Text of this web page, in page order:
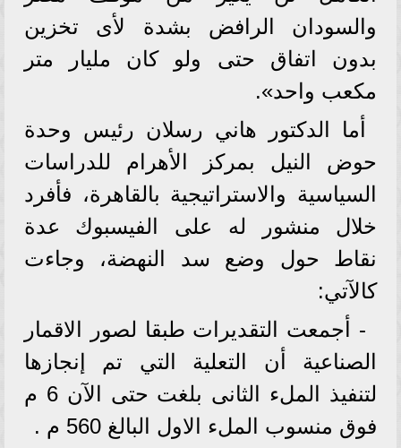
والسودان الرافض بشدة لأى تخزين
بدون اتفاق حتى ولو كان مليار متر
مكعب واحد».
أما الدكتور هاني رسلان رئيس وحدة
حوض النيل بمركز الأهرام للدراسات
السياسية والاستراتيجية بالقاهرة، فأفرد
خلال منشور له على الفيسبوك عدة
نقاط حول وضع سد النهضة، وجاءت
كالآتي:
- أجمعت التقديرات طبقا لصور الاقمار
الصناعية أن التعلية التي تم إنجازها
لتنفيذ الملء الثانى بلغت حتى الآن 6 م
فوق منسوب الملء الاول البالغ 560 م .